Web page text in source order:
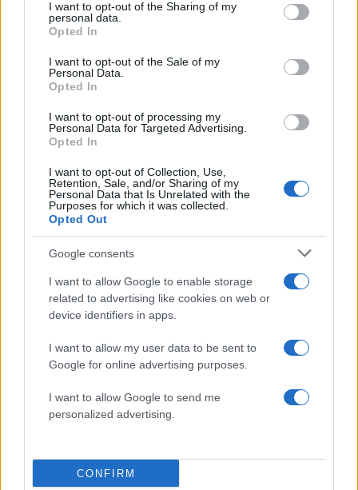
not limited to your visit or usage behaviour. You may click to
grant or deny consent to Google and its third-party tags to
use your data for below specified purposes in below Google
consent section.
I want to opt-out of the Sharing of my
personal data.
Opted In
I want to opt-out of the Sale of my
Personal Data.
Opted In
I want to opt-out of processing my
Personal Data for Targeted Advertising.
Opted In
I want to opt-out of Collection, Use,
Retention, Sale, and/or Sharing of my
Personal Data that Is Unrelated with the
Purposes for which it was collected.
Opted Out
Google consents
I want to allow Google to enable storage
related to advertising like cookies on web or
device identifiers in apps.
I want to allow my user data to be sent to
Google for online advertising purposes.
I want to allow Google to send me
personalized advertising.
CONFIRM
Μαρία Κορινθίου: «Αισθάνομαι μπουχτισμένη»
– Απαντάει για την αποχή της από τη
δημοσιότητα